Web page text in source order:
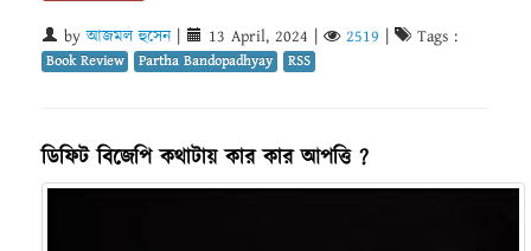
byআজমল হুসেন| 13 April, 2024 | 2519 | Tags :
Book Review Partha Bandopadhyay RSS
ডিফিট বিজেপি কথাটায় কার কার আপত্তি ?